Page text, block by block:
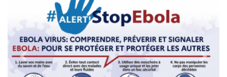
Previous Next